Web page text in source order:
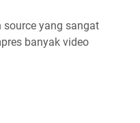
source yang sangat
banyak video